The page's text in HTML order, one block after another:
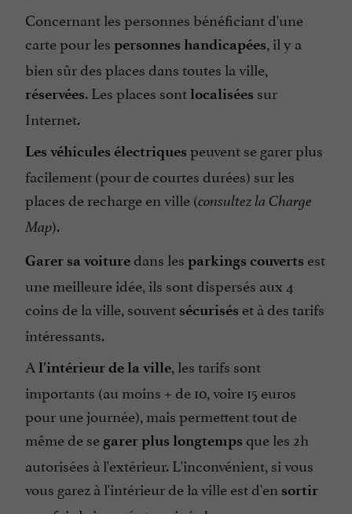
Concernant les personnes bénéficiant d'une
carte pour les personnes handicapées, il y a
bien sûr des places dans toutes la ville,
réservées. Les places sontlocalisées sur
Internet.
Les véhicules électriques peuvent se garer plus
facilement (pour de courtes durées) sur les
places de recharge en ville (consultez la Charge
Map).
Garer sa voituredans les parkings couverts est
une meilleure idée, ils sont dispersés aux 4
coins de la ville, souvent sécurisés et à des tarifs
intéressants.
A l'intérieur de la ville, les tarifs sont
importants (au moins + de 10, voire 15 euros
pour une journée), mais permettent tout de
même de se garer plus longtemps que les 2h
autorisées à l'extérieur. L'inconvénient, si vous
vous garez à l'intérieur de la ville est d'en sortir